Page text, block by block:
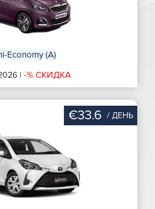
Economy (A)
| -% СКИДКА
€33.6 / ДЕНЬ